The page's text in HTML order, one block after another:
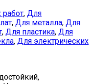
работ, Для
, Для металла, Для
, Для пластика, Для
, Для электрических